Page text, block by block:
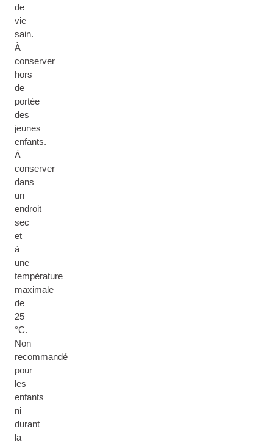
de
vie
sain.
À
conserver
hors
de
portée
des
jeunes
enfants.
À
conserver
dans
un
endroit
sec
et
à
une
température
maximale
de
25
°C.
Non
recommandé
pour
les
enfants
ni
durant
la